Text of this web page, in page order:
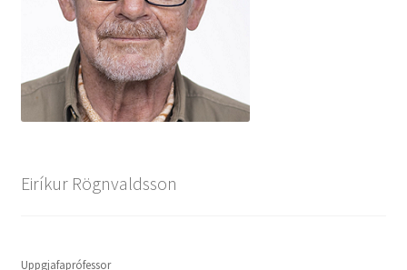
Eiríkur Rögnvaldsson
Uppgjafaprófessor